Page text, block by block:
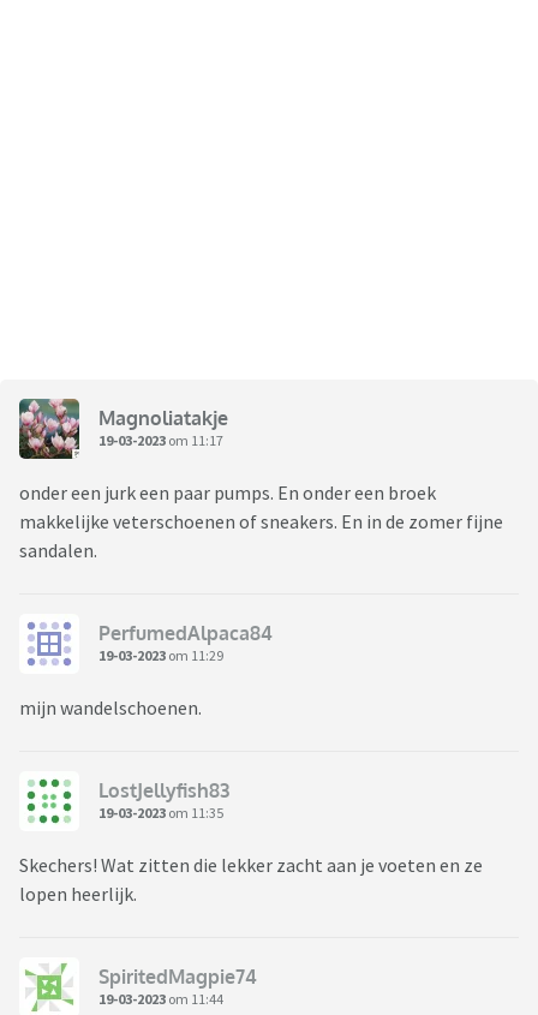
Magnoliatakje
19-03-2023 om 11:17
onder een jurk een paar pumps. En onder een broek
makkelijke veterschoenen of sneakers. En in de zomer fijne
sandalen.
PerfumedAlpaca84
19-03-2023 om 11:29
mijn wandelschoenen.
LostJellyfish83
19-03-2023 om 11:35
Skechers! Wat zitten die lekker zacht aan je voeten en ze
lopen heerlijk.
SpiritedMagpie74
19-03-2023 om 11:44